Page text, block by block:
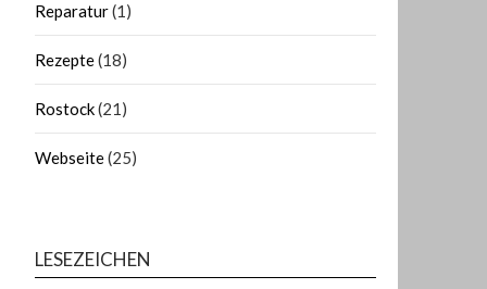
Reparatur(1)
Rezepte(18)
Rostock(21)
Webseite(25)
LESEZEICHEN